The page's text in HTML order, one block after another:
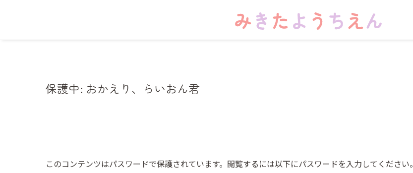
保護中: おかえり、らいおん君
このコンテンツはパスワードで保護されています。閲覧するには以下にパスワードを入力してください。